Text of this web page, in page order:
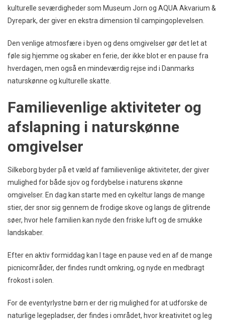
kulturelle seværdigheder som Museum Jorn og AQUA Akvarium &
Dyrepark, der giver en ekstra dimension til campingoplevelsen.
Den venlige atmosfære i byen og dens omgivelser gør det let at
føle sig hjemme og skaber en ferie, der ikke blot er en pause fra
hverdagen, men også en mindeværdig rejse ind i Danmarks
naturskønne og kulturelle skatte.
Familievenlige aktiviteter og
afslapning i naturskønne
omgivelser
Silkeborg byder på et væld af familievenlige aktiviteter, der giver
mulighed for både sjov og fordybelse i naturens skønne
omgivelser. En dag kan starte med en cykeltur langs de mange
stier, der snor sig gennem de frodige skove og langs de glitrende
søer, hvor hele familien kan nyde den friske luft og de smukke
landskaber.
Efter en aktiv formiddag kan I tage en pause ved en af de mange
picnicområder, der findes rundt omkring, og nyde en medbragt
frokost i solen.
For de eventyrlystne børn er der rig mulighed for at udforske de
naturlige legepladser, der findes i området, hvor kreativitet og leg